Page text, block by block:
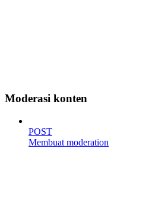
Moderasi konten
POST
Membuat moderation